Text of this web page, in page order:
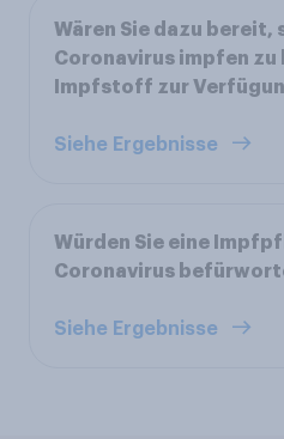
Wären Sie dazu bereit,
Coronavirus impfen zu
Impfstoff zur
Siehe Ergebnisse
Würden Sie eine
Coronavirus
Siehe Ergebnisse